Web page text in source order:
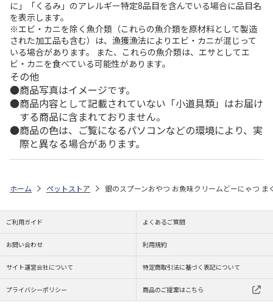
に」「くるみ」のアレルギー特定8品目を含んでいる場合に品目名
を表示します。
※エビ・カニを除く魚介類（これらの魚介類を原材料として製造
された加工品も含む）は、漁獲漁法によりエビ・カニが混じって
いる場合があります。 また、これらの魚介類は、エサとしてエ
ビ・カニを食べている可能性があります。
その他
商品写真はイメージです。
商品内容として記載されていない「小道具類」はお届け
する商品に含まれておりません。
商品の色は、ご覧になるパソコンなどの環境により、実
際と異なる場合があります。
ホーム ペットストア 銀のスプーンおやつ お魚味クリームどーにゃつ ま
ご利用ガイド よくあるご質問
お問い合わせ 利用規約
サイト運営会社について 特定商取引法に基づく表記について
プライバシーポリシー 商品のご提案はこちら